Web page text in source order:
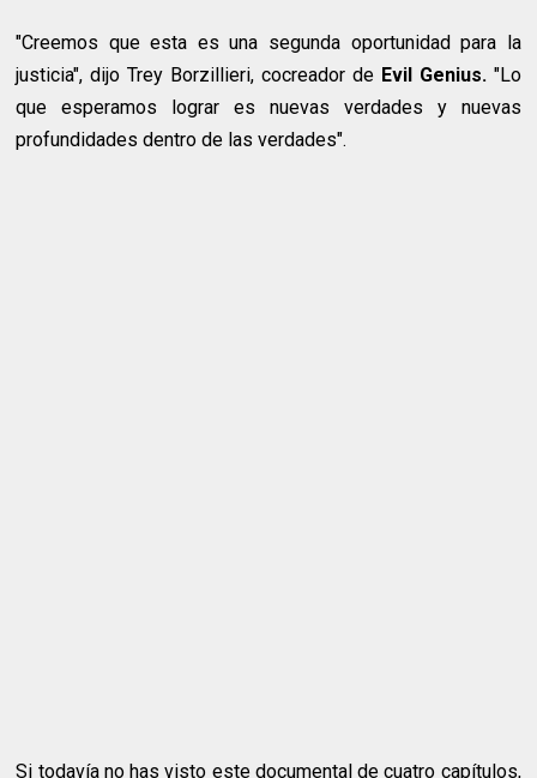
"Creemos que esta es una segunda oportunidad para la
justicia", dijo Trey Borzillieri, cocreador de Evil Genius."Lo
que esperamos lograr es nuevas verdades y nuevas
profundidades dentro de las verdades".
Si todavía no has visto este documental de cuatro capítulos,